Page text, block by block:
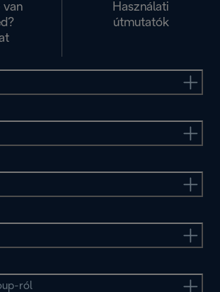
van
Használati
útmutatók
ról